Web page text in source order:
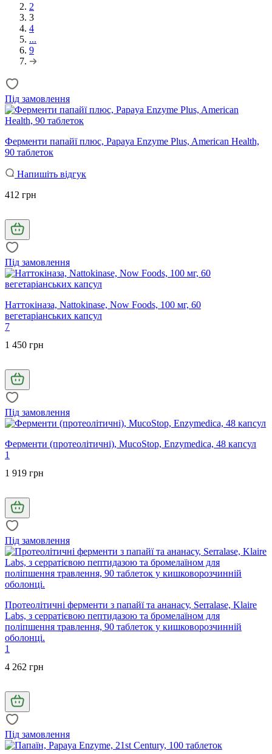
2
3
4
...
9
Під замовлення
Ферменти папайї плюс, Papaya Enzyme Plus, American Health,
90 таблеток
Напишіть відгук
412 грн
Під замовлення
Наттокіназа, Nattokinase, Now Foods, 100 мг, 60
вегетаріанських капсул
7
1 450 грн
Під замовлення
Ферменти (протеолітичні), MucoStop, Enzymedica, 48 капсул
1
1 919 грн
Під замовлення
Протеолітичні ферменти з папайї та ананасу, Serralase, Klaire
Labs, з серратієвою пептидазою та бромелаїном для
поліпшення травлення, 90 таблеток у кишковорозчинній
оболонці.
1
4 262 грн
Під замовлення